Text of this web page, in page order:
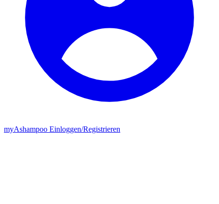
myAshampoo Einloggen/Registrieren